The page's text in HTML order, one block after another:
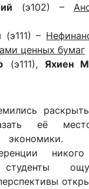
(э102) –
(э111) –
ценных бумаг
(э111), Яхиен
её
студенты